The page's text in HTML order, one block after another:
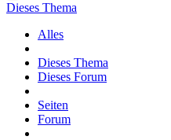
Dieses Thema
Alles
Dieses Thema
Dieses Forum
Seiten
Forum